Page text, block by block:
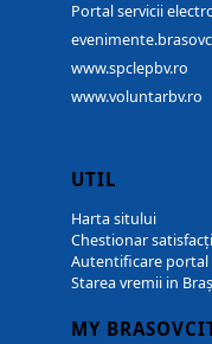
Portal servicii
www.spclepbv.ro
www.voluntarbv.ro
UTIL
Harta sitului
Chestionar
Autentificare portal
Starea vremii in
MY